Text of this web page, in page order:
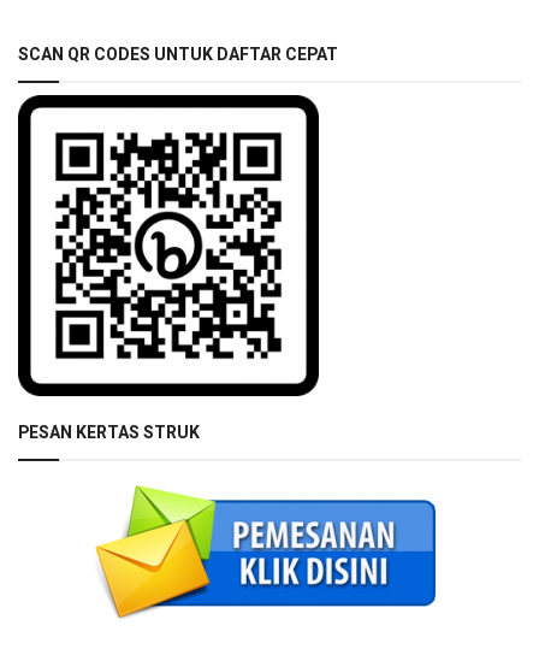
SCAN QR CODES UNTUK DAFTAR CEPAT
PESAN KERTAS STRUK